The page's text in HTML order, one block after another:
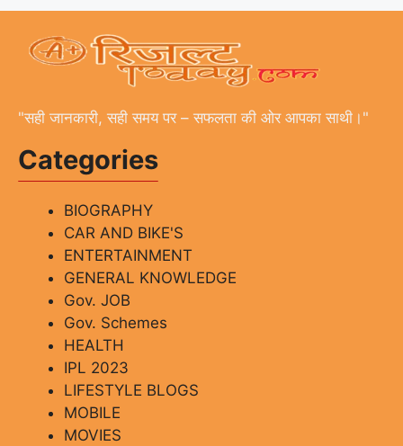
"सही जानकारी, सही समय पर – सफलता की ओर आपका साथी।"
Categories
BIOGRAPHY
CAR AND BIKE'S
ENTERTAINMENT
GENERAL KNOWLEDGE
Gov. JOB
Gov. Schemes
HEALTH
IPL 2023
LIFESTYLE BLOGS
MOBILE
MOVIES